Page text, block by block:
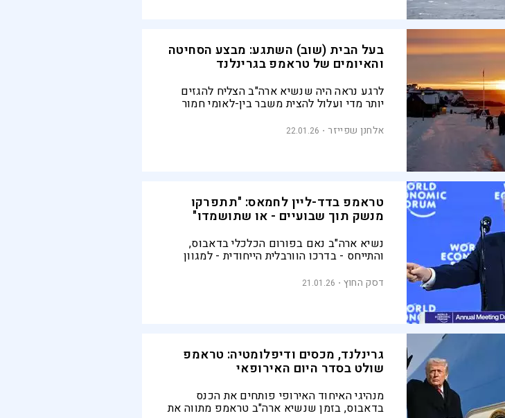
בעל הבית (שוב) השתגע: מבצע הסחיטה
והאיומים של טראמפ בגרינלנד
לרגע נראה היה שנשיא ארה"ב הצליח להגזים
יותר מדי ועלול להצית משבר בין-לאומי חמור
הצליח להשיג בדיוק את מה שרצה מלכתחילה
אלחנן שפייזר 22.01.26
טראמפ בדד-ליין לחמאס: "תתפרקו
מנשק תוך שבועיים - או שתושמדו"
נשיא ארה"ב נאם בפורום הכלכלי בדאבוס,
והתייחס - בדרכו הוורבלית הייחודית - למגוון
את גרינלנד, כינה את איראן "הביריון לשעבר של
המזרח התיכון" וגם עקץ את נתניהו
דסק החוץ 21.01.26
גרינלנד, מכסים ודיפלומטיה: טראמפ
שולט בסדר היום האירופאי
מנהיגי האיחוד האירופי פותחים את הכנס
בדאבוס, בזמן שנשיא ארה"ב טראמפ מתווה את